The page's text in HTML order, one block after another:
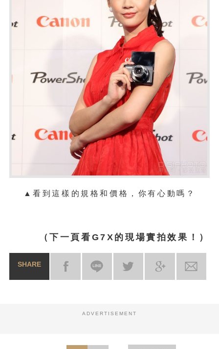
▲看到這樣的規格和價格，你有心動嗎？
（下一頁看G7X的現場實拍效果！）
SHARE
ADVERTISEMENT